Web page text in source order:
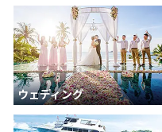
ウェディング